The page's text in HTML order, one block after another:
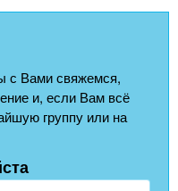
с Вами свяжемся,
и, если Вам всё
группу или на